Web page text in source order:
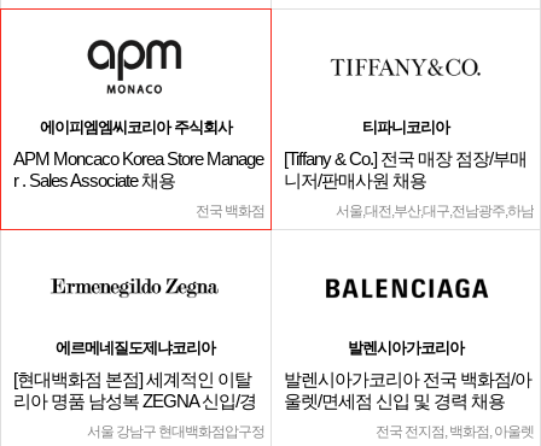
에이피엠엠씨코리아 주식회사
APM Moncaco Korea Store Manage
r . Sales Associate 채용
전국 백화점
티파니코리아
[Tiffany & Co.] 전국 매장 점장/부매
니저/판매사원 채용
서울,대전,부산,대구,전남광주,하남
에르메네질도제냐코리아
[현대백화점 본점] 세계적인 이탈
리아 명품 남성복 ZEGNA 신입/경
서울 강남구 현대백화점압구정
발렌시아가코리아
발렌시아가코리아 전국 백화점/아
울렛/면세점 신입 및 경력 채용
전국 전지점, 백화점, 아울렛